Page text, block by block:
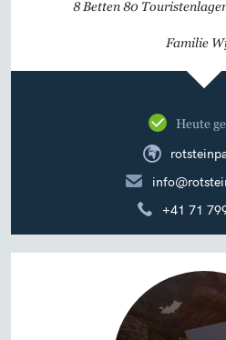
8 Betten 80
Familie
Heute
+41 71